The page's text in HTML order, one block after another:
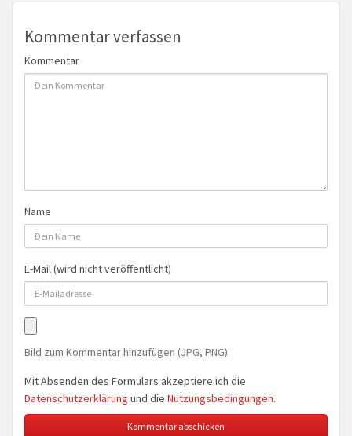
Kommentar verfassen
Kommentar
Name
E-Mail (wird nicht veröffentlicht)
Bild zum Kommentar hinzufügen (JPG, PNG)
Mit Absenden des Formulars akzeptiere ich die
Datenschutzerklärung und die Nutzungsbedingungen.